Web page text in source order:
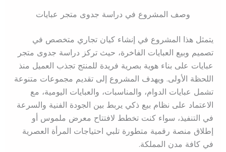
وصف المشروع في دراسة جدوى متجر عبايات
يتمثل هذا المشروع في إنشاء كيان تجاري متخصص في
تصميم وبيع العبايات الفاخرة، حيث تركز دراسة جدوى متجر
عبايات على بناء هوية بصرية فريدة للمنتج تجذب العميل منذ
اللحظة الأولى. ويهدف المشروع إلى تقديم مجموعات متنوعة
تشمل عبايات الدوام، والمناسبات، والعبايات اليومية، مع
الاعتماد على نظام بيع ذكي يربط بين الجودة الفنية والسرعة
في التنفيذ، سواء كنت تخطط لافتتاح معرض ملموس أو
إطلاق منصة رقمية متطورة تلبي احتياجات المرأة العصرية
في كافة مدن المملكة.